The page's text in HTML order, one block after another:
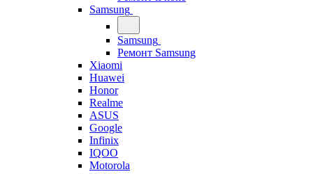
Samsung
Samsung
Ремонт Samsung
Xiaomi
Huawei
Honor
Realme
ASUS
Google
Infinix
IQOO
Motorola